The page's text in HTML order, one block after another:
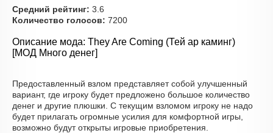
Средний рейтинг: 3.6
Количество голосов: 7200
Описание мода: They Are Coming (Тей ар каминг)
[МОД Много денег]
Предоставленный взлом представляет собой улучшенный
вариант, где игроку будет предложено большое количество
денег и другие плюшки. С текущим взломом игроку не надо
будет прилагать огромные усилия для комфортной игры,
возможно будут открыты игровые приобретения.